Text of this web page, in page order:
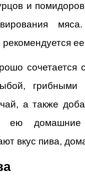
и
сочетается
грибными
а также
ею
вкус пива,